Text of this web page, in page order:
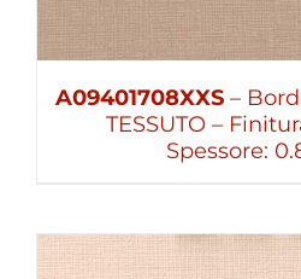
A09401708XXS –
TESSUTO –
Spessore: